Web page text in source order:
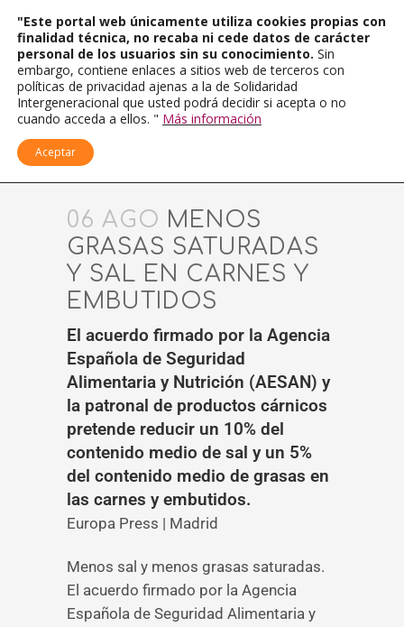
06 AGO MENOS
GRASAS SATURADAS
Y SAL EN CARNES Y
EMBUTIDOS
El acuerdo firmado por la Agencia
Española de Seguridad
Alimentaria y Nutrición (AESAN) y
la patronal de productos cárnicos
pretende reducir un 10% del
contenido medio de sal y un 5%
del contenido medio de grasas en
las carnes y embutidos.
Europa Press | Madrid
Menos sal y menos grasas saturadas.
El acuerdo firmado por la Agencia
Española de Seguridad Alimentaria y
"Este portal web únicamente utiliza cookies propias con
finalidad técnica, no recaba ni cede datos de carácter
personal de los usuarios sin su conocimiento. Sin
embargo, contiene enlaces a sitios web de terceros con
políticas de privacidad ajenas a la de Solidaridad
Intergeneracional que usted podrá decidir si acepta o no
cuando acceda a ellos. " Más información
Aceptar